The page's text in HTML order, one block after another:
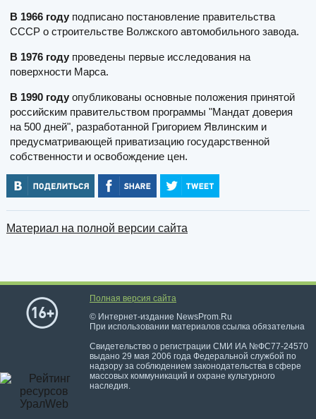
В 1966 году подписано постановление правительства
СССР о строительстве Волжского автомобильного завода.
В 1976 году проведены первые исследования на
поверхности Марса.
В 1990 году опубликованы основные положения принятой
российским правительством программы "Мандат доверия
на 500 дней", разработанной Григорием Явлинским и
предусматривающей приватизацию государственной
собственности и освобождение цен.
Материал на полной версии сайта
Полная версия сайта
© Интернет-издание NewsProm.Ru
При использовании материалов ссылка обязательна
Свидетельство о регистрации СМИ ИА №ФС77-24570
выдано 29 мая 2006 года Федеральной службой по
надзору за соблюдением законодательства в сфере
массовых коммуникаций и охране культурного
наследия.